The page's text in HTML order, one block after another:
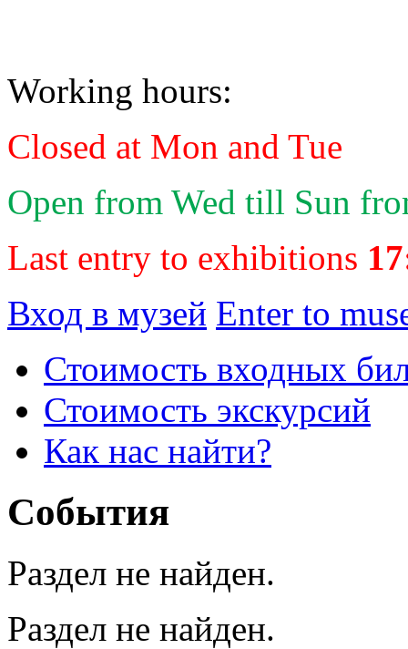
Working hours:
Closed at Mon and Tue
Open from Wed till Sun
Last entry to exhibitions
Вход в музей Enter to
Стоимость входных
Стоимость экскурсий
Как нас найти?
События
Раздел не найден.
Раздел не найден.